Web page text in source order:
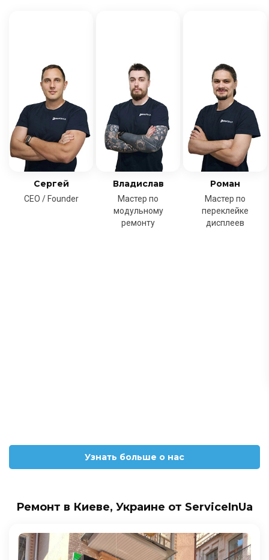
Сергей
CEO / Founder
Владислав
Мастер по
модульному
ремонту
Роман
Мастер по
переклейке
дисплеев
Узнать больше о нас
Ремонт в Киеве, Украине от ServiceInUa